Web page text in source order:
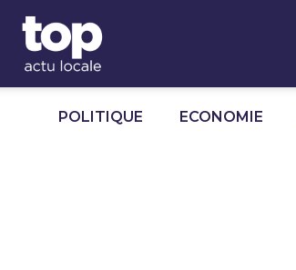
POLITIQUE ECONOMIE